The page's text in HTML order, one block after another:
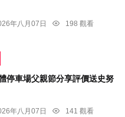
年八月07日
198 觀看
停車場父親節分享評價送史努
年八月07日
141 觀看